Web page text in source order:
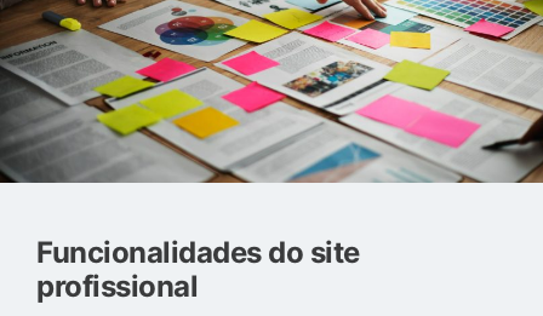
Funcionalidades do site
profissional